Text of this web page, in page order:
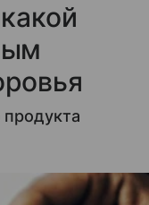
продукта